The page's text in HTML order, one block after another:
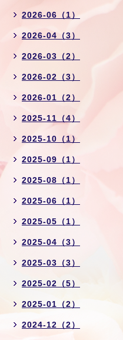
2026-06（1）
2026-04（3）
2026-03（2）
2026-02（3）
2026-01（2）
2025-11（4）
2025-10（1）
2025-09（1）
2025-08（1）
2025-06（1）
2025-05（1）
2025-04（3）
2025-03（3）
2025-02（5）
2025-01（2）
2024-12（2）